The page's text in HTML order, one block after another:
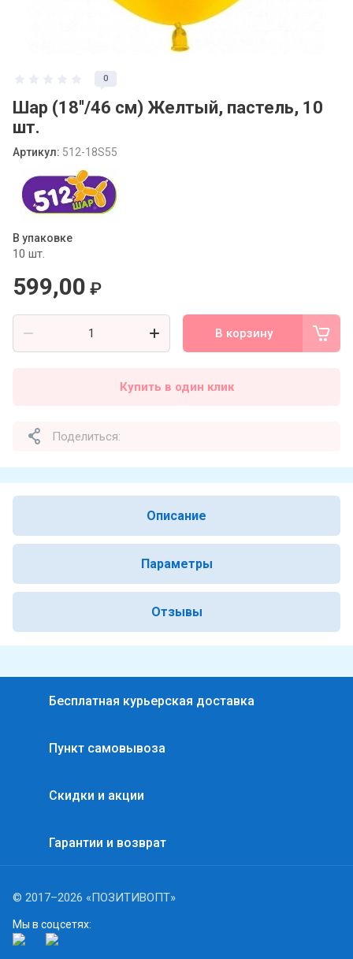
0
Шар (18''/46 см) Желтый, пастель, 10
шт.
Артикул: 512-18S55
В упаковке
10 шт.
599,00 ₽
В корзину
Купить в один клик
Поделиться:
Описание
Параметры
Отзывы
Бесплатная курьерская доставка
Пункт самовывоза
Скидки и акции
Гарантии и возврат
© 2017–2026 «ПОЗИТИВОПТ»
Мы в соцсетях: